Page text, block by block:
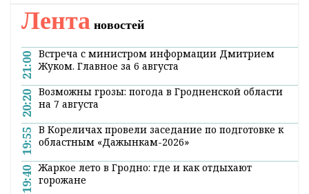
Лента новостей
21:00 Встреча с министром информации Дмитрием
Жуком. Главное за 6 августа
20:20 Возможны грозы: погода в Гродненской области
на 7 августа
19:55 В Кореличах провели заседание по подготовке к
областным «Дажынкам-2026»
19:40 Жаркое лето в Гродно: где и как отдыхают
горожане